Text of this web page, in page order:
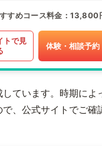
すめコース料金 13,800
トで見
体験・相談予約
ています。時期に
、公式サイトでご確